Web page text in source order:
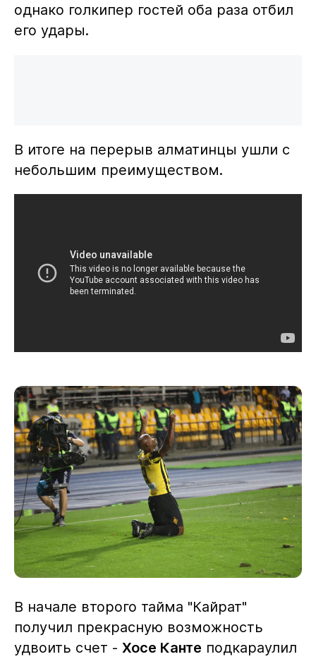
однако голкипер гостей оба раза отбил
его удары.
В итоге на перерыв алматинцы ушли с
небольшим преимуществом.
В начале второго тайма "Кайрат"
получил прекрасную возможность
удвоить счет - Хосе Канте подкараулил